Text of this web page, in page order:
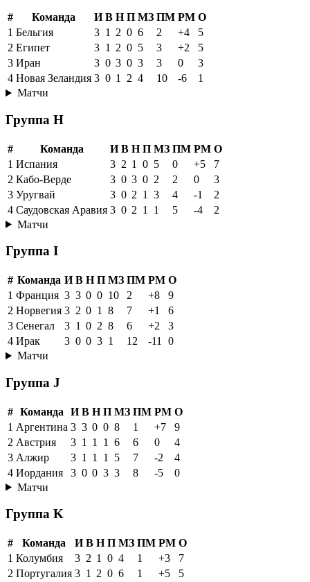
# Команда И В Н П МЗ ПМ РМ О
1 Бельгия 3 1 2 0 6 2 +4
5
2 Египет 3 1 2 0 5 3 +2
5
3 Иран 3 0 3 0 3 3 0
3
4 Новая Зеландия 3 0 1 2 4 10 -6
1
Матчи
Группа H
# Команда И В Н П МЗ ПМ РМ О
1 Испания 3 2 1 0 5 0 +5
7
2 Кабо-Верде 3 0 3 0 2 2 0
3
3 Уругвай 3 0 2 1 3 4 -1
2
4 Саудовская Аравия 3 0 2 1 1 5 -4
2
Матчи
Группа I
# Команда И В Н П МЗ ПМ РМ О
1 Франция 3 3 0 0 10 2 +8
9
2 Норвегия 3 2 0 1 8 7 +1
6
3 Сенегал 3 1 0 2 8 6 +2
3
4 Ирак 3 0 0 3 1 12 -11
0
Матчи
Группа J
# Команда И В Н П МЗ ПМ РМ О
1 Аргентина 3 3 0 0 8 1 +7
9
2 Австрия 3 1 1 1 6 6 0
4
3 Алжир 3 1 1 1 5 7 -2
4
4 Иордания 3 0 0 3 3 8 -5
0
Матчи
Группа K
# Команда И В Н П МЗ ПМ РМ О
1 Колумбия 3 2 1 0 4 1 +3
7
2 Португалия 3 1 2 0 6 1 +5
5